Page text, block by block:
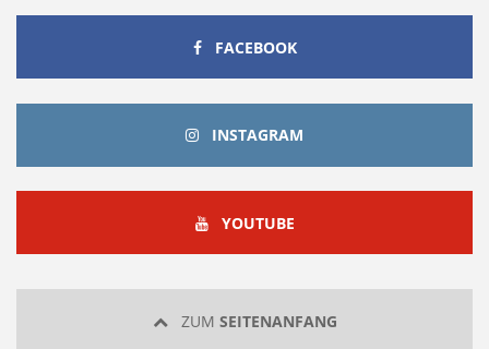
FACEBOOKFACEBOOK
INSTAGRAM
YOUTUBEYOUTUBE
ZUM SEITENANFANG